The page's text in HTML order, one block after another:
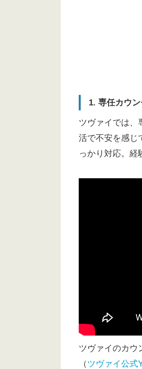
1. 専任カウ
ツヴァイでは、
活で不安を感じ
っかり対応。経
ツヴァイのカウ
（ツヴァイ公式